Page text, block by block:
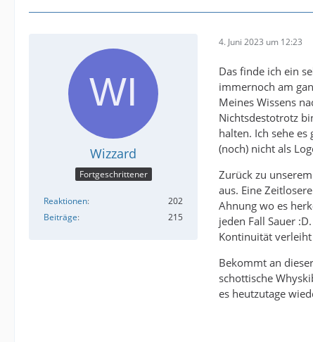
Wizzard
Fortgeschrittener
Reaktionen
202
Beiträge
215
4. Juni 2023 um 12:23
Das finde ich ein
immernoch am
Meines Wissens
Nichtsdestotrotz
halten. Ich sehe
(noch) nicht als
Zurück zu
aus. Eine
Ahnung wo es
jeden Fall Sauer
Kontinuität
Bekommt an
schottische
es heutzutage